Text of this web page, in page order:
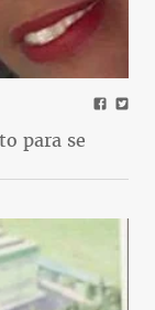
para se